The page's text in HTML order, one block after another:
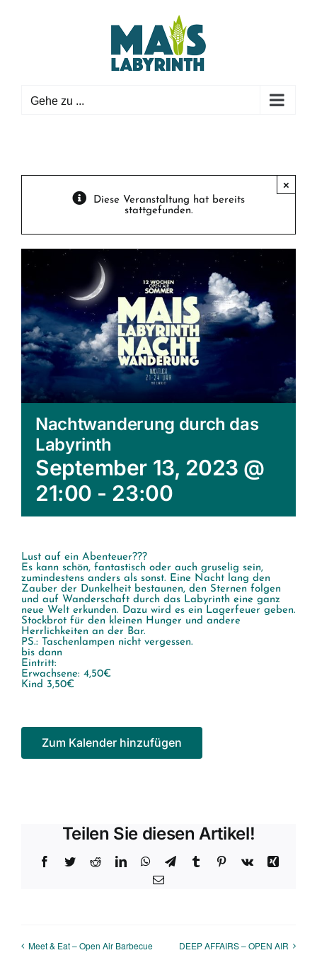
Gehe zu ...
Diese Veranstaltung hat bereits
stattgefunden.
×
Nachtwanderung durch das
Labyrinth
September 13, 2023 @
21:00 - 23:00
Lust auf ein Abenteuer???
Es kann schön, fantastisch oder auch gruselig sein,
zumindestens anders als sonst. Eine Nacht lang den
Zauber der Dunkelheit bestaunen, den Sternen folgen
und auf Wanderschaft durch das Labyrinth eine ganz
neue Welt erkunden. Dazu wird es ein Lagerfeuer geben.
Stockbrot für den kleinen Hunger und andere
Herrlichkeiten an der Bar.
PS.: Taschenlampen nicht vergessen.
bis dann
Eintritt:
Erwachsene: 4,50€
Kind 3,50€
Zum Kalender hinzufügen
Teilen Sie diesen Artikel!
Facebook
TwitterRedditLinkedInWhatsApp
TelegramTumblrPinterest
Vk
Xing
E-
Meet & Eat – Open Air Barbecue DEEP AFFAIRS – OPEN AIR